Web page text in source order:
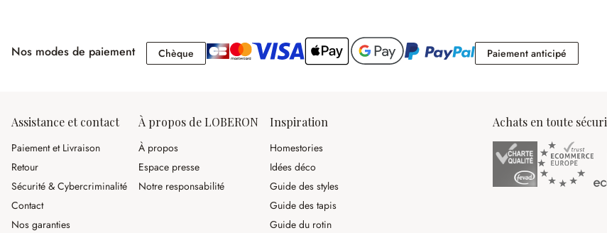
Nos modes de paiement Chèque Chèque Paiement anticipé
Assistance et contact
Paiement et Livraison
Retour
Sécurité & Cybercriminalité
Contact
Nos garanties
À propos de LOBERON
À propos
Espace presse
Notre responsabilité
Inspiration
Homestories
Idées déco
Guide des styles
Guide des tapis
Guide du rotin
Achats en toute